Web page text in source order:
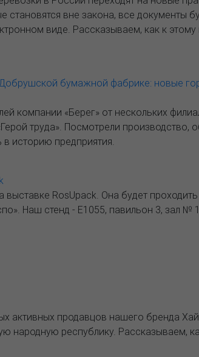
вне закона, все документы
виде. Рассказываем, как к
бумажной фабрике: новые
компании «Берег» от нескольких
труда». Посмотрели производство,
в историю предприятия.
RosUpack. Она будет
Наш стенд - E1055, павильон 3, зал №
активных продавцов нашего бренда
народную республику. Рассказываем,